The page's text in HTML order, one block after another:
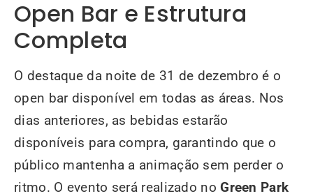
Open Bar e Estrutura
Completa
O destaque da noite de 31 de dezembro é o
open bar disponível em todas as áreas. Nos
dias anteriores, as bebidas estarão
disponíveis para compra, garantindo que o
público mantenha a animação sem perder o
ritmo. O evento será realizado noGreen Park